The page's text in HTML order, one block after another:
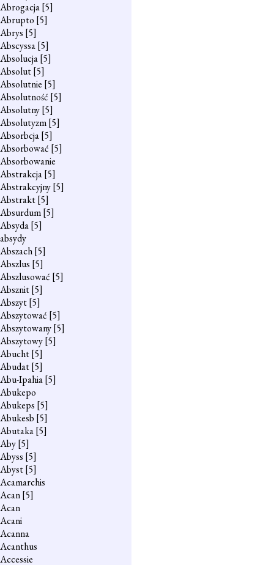
Abrogacja[5]
Abrupto [5]
Abrys [5]
Abscyssa[5]
Absolucja[5]
Absolut[5]
Absolutnie [5]
Absolutność [5]
Absolutny[5]
Absolutyzm[5]
Absorbcja[5]
Absorbować [5]
Absorbowanie
Abstrakcja[5]
Abstrakcyjny[5]
Abstrakt[5]
Absurdum[5]
Absyda[5]
absydy
Abszach[5]
Abszlus [5]
Abszlusować [5]
Absznit[5]
Abszyt[5]
Abszytować [5]
Abszytowany[5]
Abszytowy[5]
Abucht[5]
Abudat[5]
Abu-Ipahia[5]
Abukepo
Abukeps [5]
Abukesb [5]
Abutaka[5]
Aby[5]
Abyss [5]
Abyst[5]
Acamarchis
Acan[5]
Acan
Acani
Acanna
Acanthus
Accessie